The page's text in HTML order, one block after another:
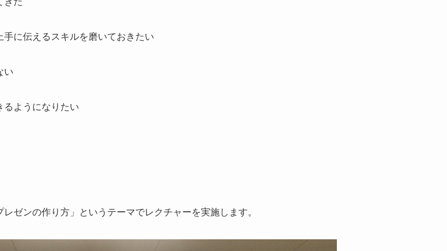
手に伝えるスキルを磨いておきたい
い
るようになりたい
ゼンの作り方」というテーマでレクチャーを実施します。